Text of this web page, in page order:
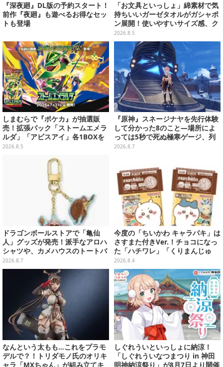
『深夜廻』DL版の予約スタート！
前作『夜廻』も遊べるお得なセッ
トも登場
「お文具といっしょ」綿素材で気
持ちいいガーゼタオルがガシャポ
ン展開！使いやすいサイズ感、ク
ールな和柄や可愛らしいお寿司な
ど全4種
2026.8.5
しまむらで『ポケカ』が抽選販
売！拡張パック「ストームエメラ
ルダ」「アビスアイ」各1BOXを
ラインナップ
2026.8.5
『原神』スネージナヤを先行体験
して分かった8のこと―場所によ
っては5秒で死ぬ極寒ゲージ、列
車は“ダイナミック途中下車”可能
2026.8.7
ドラゴンボールストアで「亀仙
人」グッズが発売！派手なアロハ
シャツや、カメハウスのトートバ
ッグなど夏らしいアイテムがズラ
リ
2026.8.7
今度の「ちいかわ キャラパキ」は
さすまた付きVer.！チョコになっ
た「ハチワレ」「くりまんじゅ
う」たちも可愛い全8種
2026.8.4
なんという太もも…これをプラモ
デルで？！トリダモノ氏のオリキ
ャラ「MXちゃん」が組み立てキ
しぐれういといっしょに納涼！
「しぐれういなつまつり in 神田
明神納涼祭り」が8月7日より開催